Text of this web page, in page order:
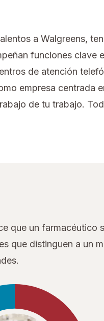
a Walgreens,
funciones clave
de atención
empresa centrada
de tu trabajo.
que un farmacéutico
que distinguen a un